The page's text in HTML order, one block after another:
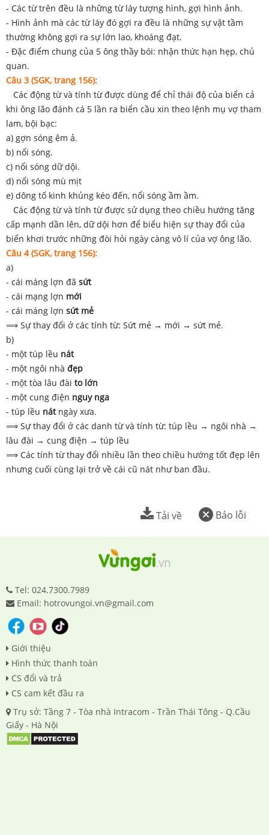
- Các từ trên đều là những từ láy tượng hình, gợi hình ảnh.
- Hình ảnh mà các từ láy đó gợi ra đều là những sự vật tầm
thường không gợi ra sự lớn lao, khoáng đạt.
- Đặc điểm chung của 5 ông thầy bói: nhận thức hạn hẹp, chủ
quan.
Câu 3 (SGK, trang 156):
Các động từ và tính từ được dùng để chỉ thái độ của biển cả
khi ông lão đánh cá 5 lần ra biển cầu xin theo lệnh mụ vợ tham
lam, bội bạc:
a) gợn sóng êm ả.
b) nổi sóng.
c) nổi sóng dữ dội.
d) nổi sóng mù mịt
e) dông tố kinh khủng kéo đến, nổi sóng ầm ầm.
Các động từ và tính từ được sử dụng theo chiều hướng tăng
cấp mạnh dần lên, dữ dội hơn để biểu hiện sự thay đổi của
biển khơi trước những đòi hỏi ngày càng vô lí của vợ ông lão.
Câu 4 (SGK, trang 156):
a)
- cái máng lợn đã sứt
- cái mạng lợn mới
- cái máng lợn sứt mẻ
⟹ Sự thay đổi ở các tính từ: Sứt mẻ → mới → sứt mẻ.
b)
- một túp lều nát
- một ngôi nhà đẹp
- một tòa lâu đài to lớn
- một cung điện nguy nga
- túp lều nátngày xưa.
⟹ Sự thay đổi ở các danh từ và tính từ: túp lều → ngôi nhà →
lâu đài → cung điện → túp lều
⟹ Các tính từ thay đổi nhiều lần theo chiều hướng tốt đẹp lên
nhưng cuối cùng lại trở về cái cũ nát như ban đầu.
Báo lỗi
Tải về
Tel: 024.7300.7989
Email: hotrovungoi.vn@gmail.com
Giới thiệu
Hình thức thanh toán
CS đổi và trả
CS cam kết đầu ra
Trụ sở: Tầng 7 - Tòa nhà Intracom - Trần Thái Tông - Q.Cầu
Giấy - Hà Nội